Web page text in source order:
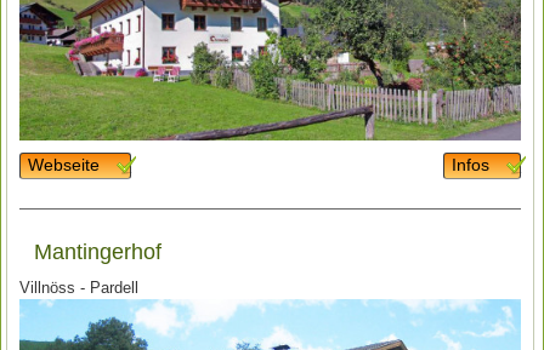
Webseite Infos
Mantingerhof
Villnöss - Pardell